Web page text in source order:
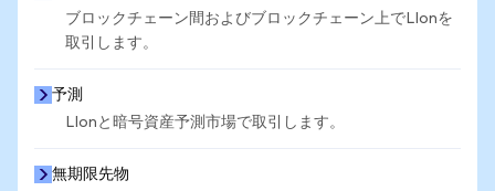
ブロックチェーン間およびブロックチェーン上でLIonを
取引します。
予測
LIonと暗号資産予測市場で取引します。
無期限先物